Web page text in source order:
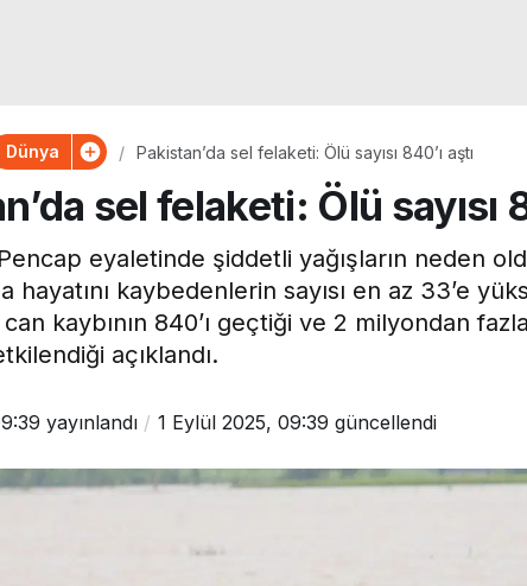
Dünya Pakistan’da sel felaketi: Ölü sayısı 840’ı aştı
sel felaketi: Ölü sayısı
Pencap eyaletinde şiddetli yağışların neden
hayatını kaybedenlerin sayısı en az 33’e
kaybının 840’ı geçtiği ve 2 milyondan
açıklandı.
yayınlandı 1 Eylül 2025, 09:39 güncellendi
Uzman isim belirtileri
tansiyon hastalarında